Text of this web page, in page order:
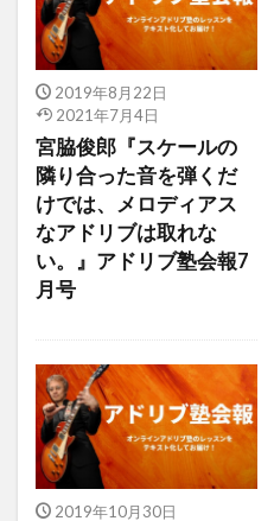
2019年8月22日
2021年7月4日
宮脇俊郎『スケールの
隣り合った音を弾くだ
けでは、メロディアス
なアドリブは取れな
い。』アドリブ塾会報7
月号
2019年10月30日